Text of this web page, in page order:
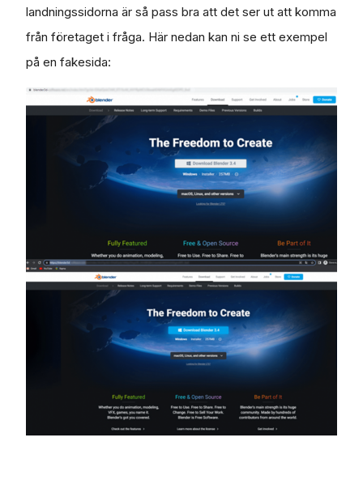
landningssidorna är så pass bra att det ser ut att komma
från företaget i fråga. Här nedan kan ni se ett exempel
på en fakesida: